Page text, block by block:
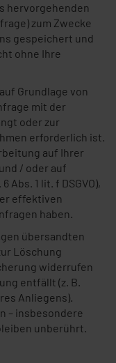
hervorgehenden
zum Zwecke
gespeichert und
ohne Ihre
Grundlage von
mit der
oder zur
erforderlich ist.
auf Ihrer
/ oder auf
1 lit. f DSGVO),
effektiven
haben.
übersandten
Löschung
widerrufen
entfällt (z. B.
Anliegens).
– insbesondere
unberührt.